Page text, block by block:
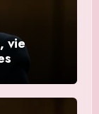
vie